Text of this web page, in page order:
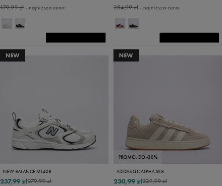
179,99 zł- najniższa cena 254,99 zł- najniższa cena
NEW
NEW BALANCE ML408
279,99 zł
237,99 zł
NEW
PROMO: DO -30%
ADIDAS GC ALPHA SK8
329,99 zł
230,99 zł